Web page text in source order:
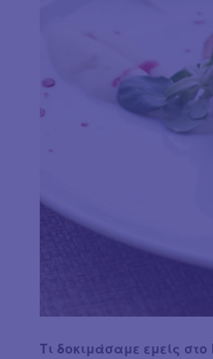
Τι δοκιμάσαμε εμείς στο